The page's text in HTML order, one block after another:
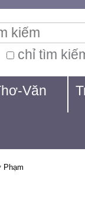
chỉ tìm
Văn
Phạm